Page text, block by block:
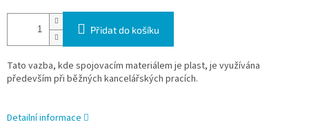
Přidat do košíku
Tato vazba, kde spojovacím materiálem je plast, je využívána
především při běžných kancelářských pracích.
Detailní informace